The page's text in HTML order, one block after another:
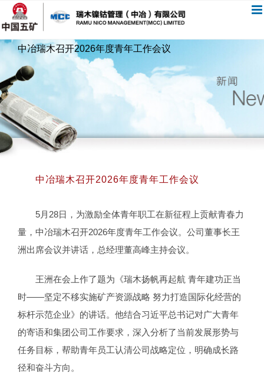
过
内
中冶瑞木召开2026年度青年工作会议
中冶瑞木召开2026年度青年工作会议
5月28日，为激励全体青年职工在新征程上贡献青春力
量，中冶瑞木召开2026年度青年工作会议。公司董事长王
洲出席会议并讲话，总经理董高峰主持会议。
王洲在会上作了题为《瑞木扬帆再起航 青年建功正当
时——坚定不移实施矿产资源战略 努力打造国际化经营的
标杆示范企业》的讲话。他结合习近平总书记对广大青年
的寄语和集团公司工作要求，深入分析了当前发展形势与
任务目标，帮助青年员工认清公司战略定位，明确成长路
径和奋斗方向。